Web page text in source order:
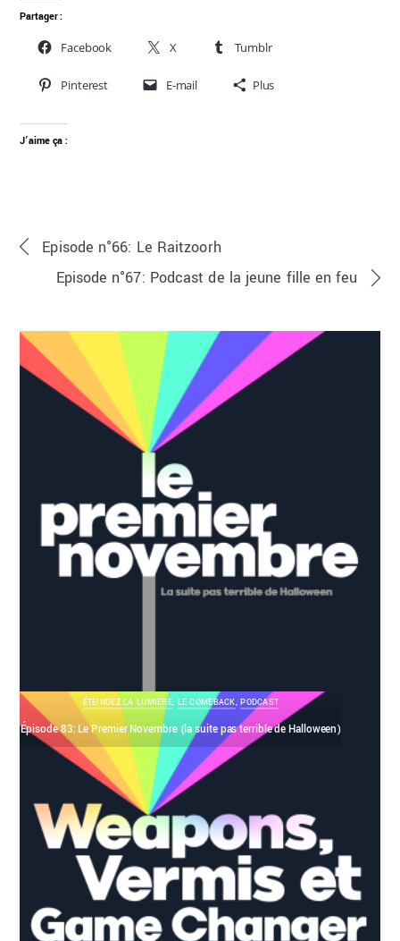
Partager :
Facebook X Tumblr
Pinterest E-mail Plus
J’aime ça :
Episode n°66: Le Raitzoorh
Episode n°67: Podcast de la jeune fille en feu
ÉTEINDEZ LA LUMIÈRE, LE COMEBACK,PODCAST
Épisode 83: Le Premier Novembre (la suite pas terrible de Halloween)